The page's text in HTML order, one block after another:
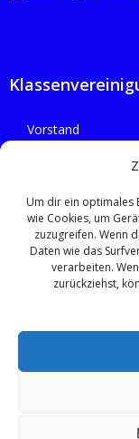
Um dir ein optimales
wie Cookies, um
zuzugreifen. Wenn
Daten wie das
verarbeiten.
zurückziehst,
Vorstand
Rechtliches